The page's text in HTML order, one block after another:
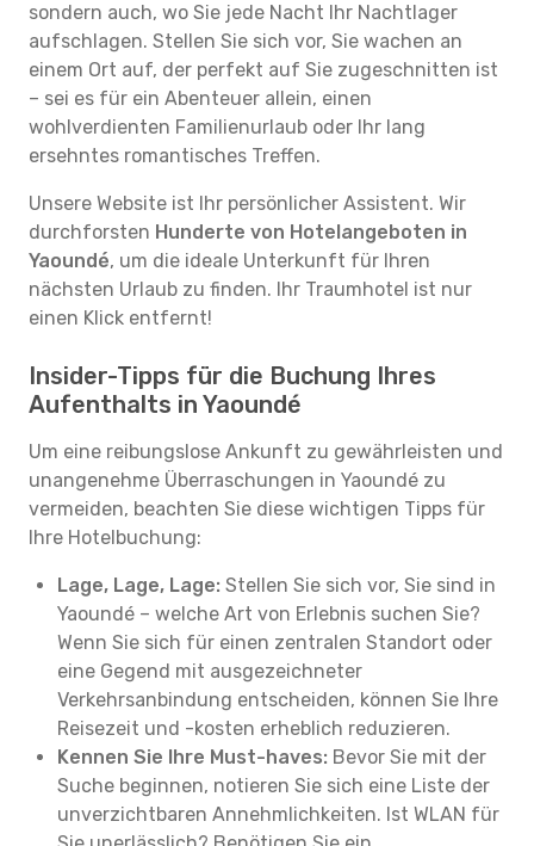
sondern auch, wo Sie jede Nacht Ihr Nachtlager
aufschlagen. Stellen Sie sich vor, Sie wachen an
einem Ort auf, der perfekt auf Sie zugeschnitten ist
– sei es für ein Abenteuer allein, einen
wohlverdienten Familienurlaub oder Ihr lang
ersehntes romantisches Treffen.
Unsere Website ist Ihr persönlicher Assistent. Wir
durchforsten Hunderte von Hotelangeboten in
Yaoundé, um die ideale Unterkunft für Ihren
nächsten Urlaub zu finden. Ihr Traumhotel ist nur
einen Klick entfernt!
Insider-Tipps für die Buchung Ihres
Aufenthalts in Yaoundé
Um eine reibungslose Ankunft zu gewährleisten und
unangenehme Überraschungen in Yaoundé zu
vermeiden, beachten Sie diese wichtigen Tipps für
Ihre Hotelbuchung:
Lage, Lage, Lage: Stellen Sie sich vor, Sie sind in
Yaoundé – welche Art von Erlebnis suchen Sie?
Wenn Sie sich für einen zentralen Standort oder
eine Gegend mit ausgezeichneter
Verkehrsanbindung entscheiden, können Sie Ihre
Reisezeit und -kosten erheblich reduzieren.
Kennen Sie Ihre Must-haves: Bevor Sie mit der
Suche beginnen, notieren Sie sich eine Liste der
unverzichtbaren Annehmlichkeiten. Ist WLAN für